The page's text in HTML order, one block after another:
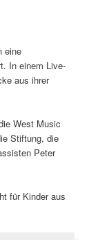
eine
In einem Live-
aus ihrer
West Music
Stiftung, die
Peter
für Kinder aus